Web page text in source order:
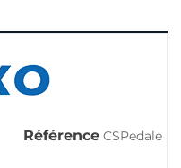
Référence CSPedale